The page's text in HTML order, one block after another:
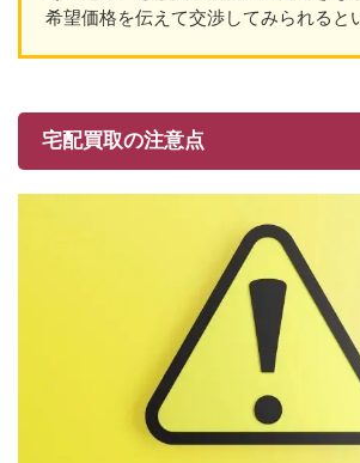
希望価格を伝えて交渉してみられると
宅配買取の注意点